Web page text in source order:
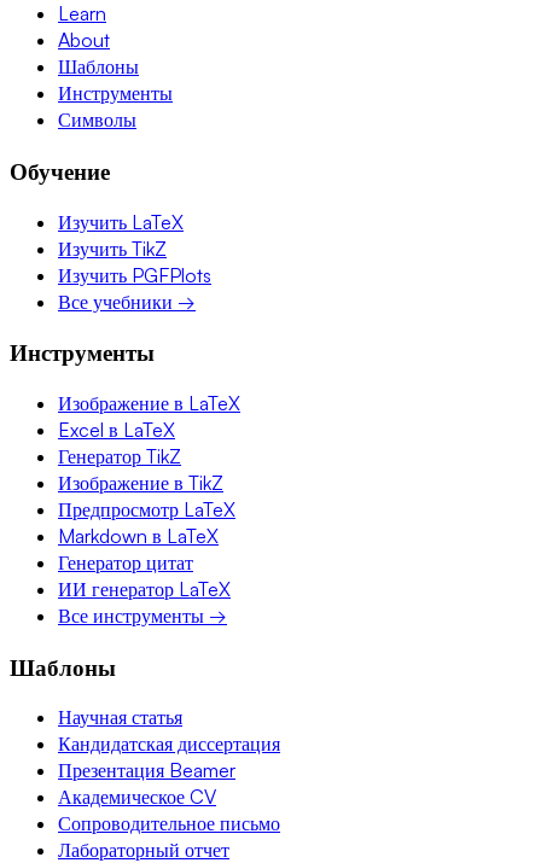
Learn
About
Шаблоны
Инструменты
Символы
Обучение
Изучить LaTeX
Изучить TikZ
Изучить PGFPlots
Все учебники →
Инструменты
Изображение в LaTeX
Excel в LaTeX
Генератор TikZ
Изображение в TikZ
Предпросмотр LaTeX
Markdown в LaTeX
Генератор цитат
ИИ генератор LaTeX
Все инструменты →
Шаблоны
Научная статья
Кандидатская диссертация
Презентация Beamer
Академическое CV
Сопроводительное письмо
Лабораторный отчет